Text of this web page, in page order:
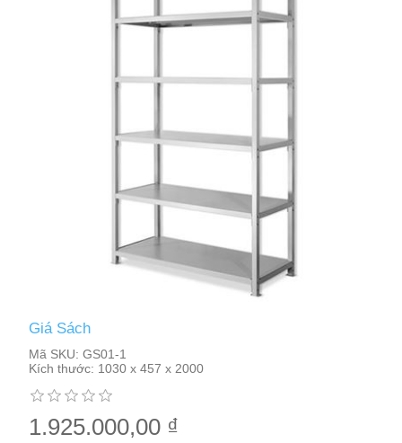
Giá Sách
Mã SKU: GS01-1
Kích thước: 1030 x 457 x 2000
1.925.000,00 ₫